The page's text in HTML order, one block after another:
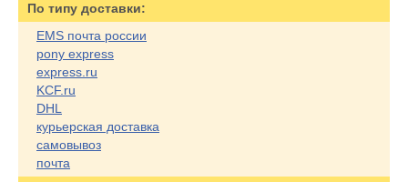
По типу доставки:
EMS почта россии
pony express
express.ru
KCF.ru
DHL
курьерская доставка
самовывоз
почта